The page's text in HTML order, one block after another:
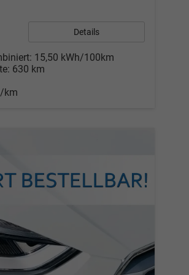
Details
15,50 kWh/100km
630 km
km